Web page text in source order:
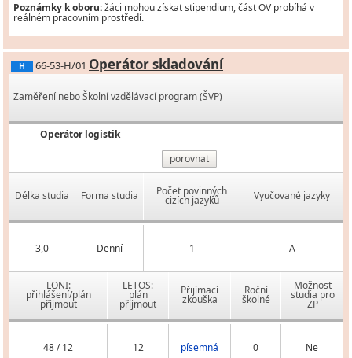
Poznámky k oboru:žáci mohou získat stipendium, část OV probíhá v
reálném pracovním prostředí.
H 66-53-H/01 Operátor skladování
Zaměření nebo Školní vzdělávací program (ŠVP)
Operátor logistik
porovnat
Délka studia Forma studia Počet povinných
cizích jazyků Vyučované jazyky
3,0 Denní 1 A
LONI:
přihlášení/plán
přijmout
LETOS:
plán
přijmout
Přijímací
zkouška
Roční
školné
Možnost
studia pro
ZP
48 / 12 12 písemná 0 Ne